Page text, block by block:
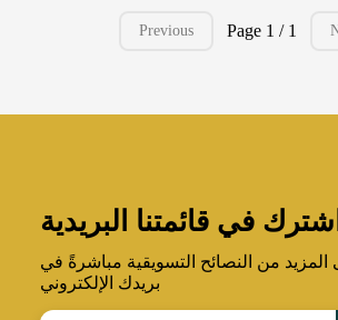
Previous Page 1 / 1
في قائمتنا البريدية
من النصائح التسويقية مباشرةً في
بريدك الإلكتروني